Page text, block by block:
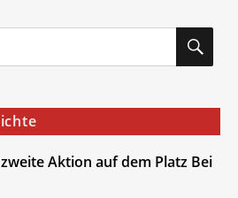
Aktion auf dem Platz Bei